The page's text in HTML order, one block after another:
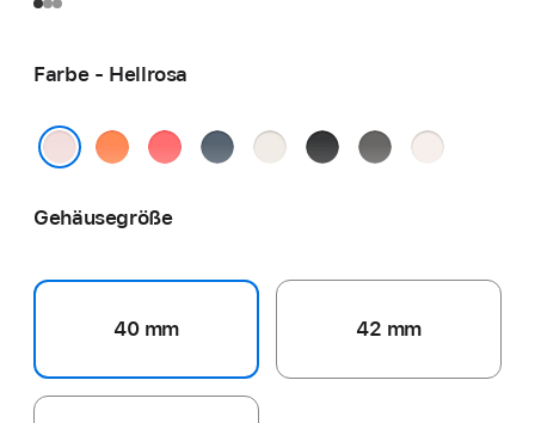
Farbe - Hellrosa
ClementineGuavepinkMaritimblauPolarsternSchwarzSteingrauBlassrosa
Gehäusegröße
40 mm 42 mm